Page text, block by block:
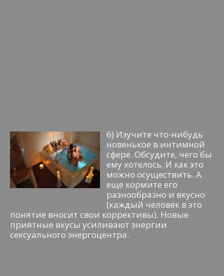
6) Изучите что-нибудь
новенькое в интимной
сфере. Обсудите, чего бы
ему хотелось. И как это
можно осуществить. А
еще кормите его
разнообразно и вкусно
(каждый человек в это
понятие вносит свои коррективы). Новые
приятные вкусы усиливают энергии
сексуального энергоцентра.